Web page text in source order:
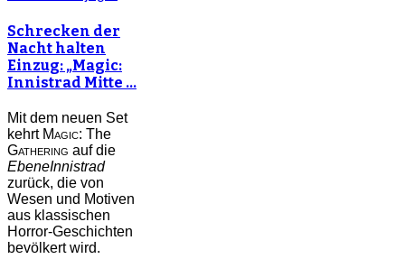
Schrecken der
Nacht halten
Einzug: „Magic:
Innistrad Mitte …
Mit dem neuen Set
kehrt Magic: The
Gathering auf die
EbeneInnistrad
zurück, die von
Wesen und Motiven
aus klassischen
Horror-Geschichten
bevölkert wird.